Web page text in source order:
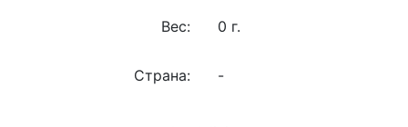
Вес: 0 г.
Страна: -